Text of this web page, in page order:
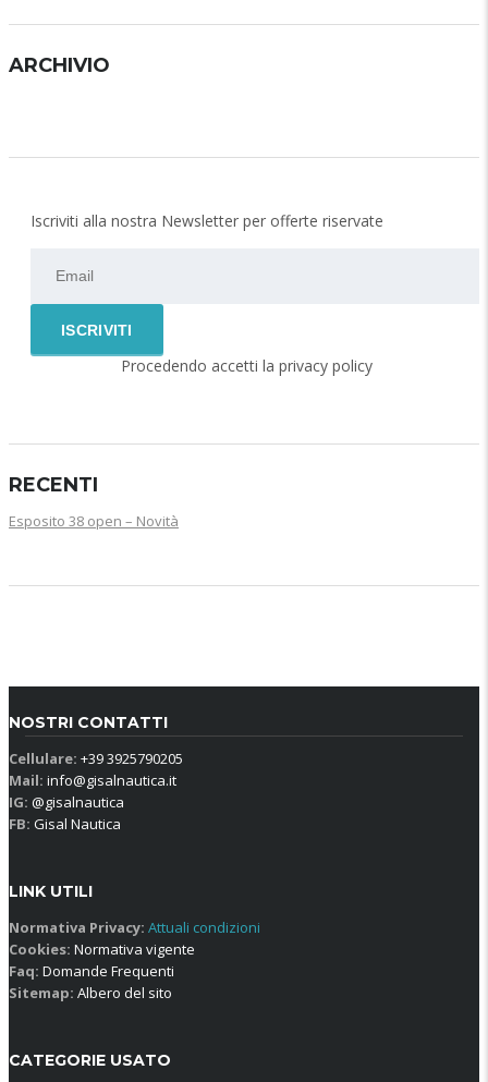
ARCHIVIO
Iscriviti alla nostra Newsletter per offerte riservate
Procedendo accetti la privacy policy
RECENTI
Esposito 38 open – Novità
NOSTRI CONTATTI
Cellulare: +39 3925790205
Mail: info@gisalnautica.it
IG: @gisalnautica
FB: Gisal Nautica
LINK UTILI
Normativa Privacy: Attuali condizioni
Cookies: Normativa vigente
Faq: Domande Frequenti
Sitemap: Albero del sito
CATEGORIE USATO